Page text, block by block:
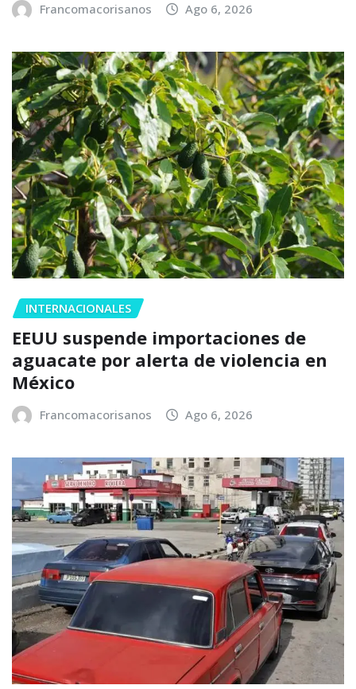
Francomacorisanos Ago 6, 2026
INTERNACIONALES
EEUU suspende importaciones de
aguacate por alerta de violencia en
México
Francomacorisanos Ago 6, 2026